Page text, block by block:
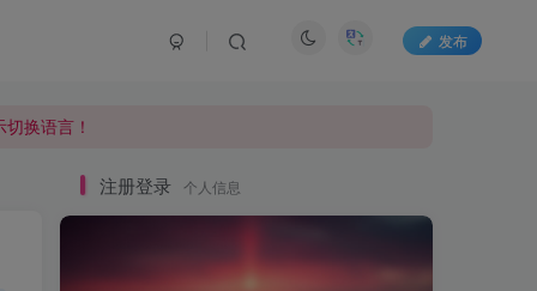
发布
换语言！
注册登录 个人信息